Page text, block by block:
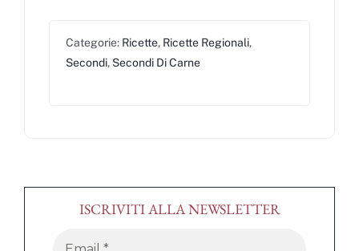
Categorie: Ricette, Ricette Regionali,
Secondi, Secondi Di Carne
ISCRIVITI ALLA NEWSLETTER